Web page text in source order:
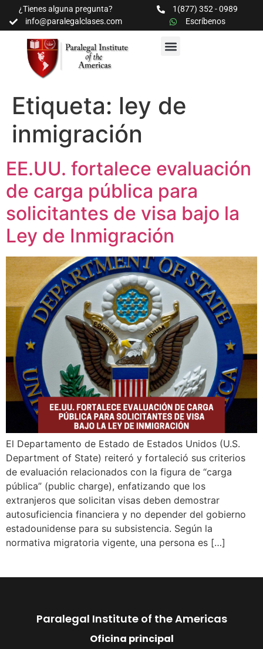
¿Tienes alguna pregunta?
1(877) 352 - 0989
info@paralegalclases.com
Escríbenos
Etiqueta: ley de
inmigración
EE.UU. fortalece evaluación
de carga pública para
solicitantes de visa bajo la
Ley de Inmigración
El Departamento de Estado de Estados Unidos (U.S.
Department of State) reiteró y fortaleció sus criterios
de evaluación relacionados con la figura de “carga
pública” (public charge), enfatizando que los
extranjeros que solicitan visas deben demostrar
autosuficiencia financiera y no depender del gobierno
estadounidense para su subsistencia. Según la
normativa migratoria vigente, una persona es […]
Paralegal Institute of the Americas
Oficina principal